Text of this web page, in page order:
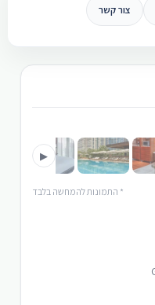
צור קשר
▶
* התמונות להמחשה בלבד